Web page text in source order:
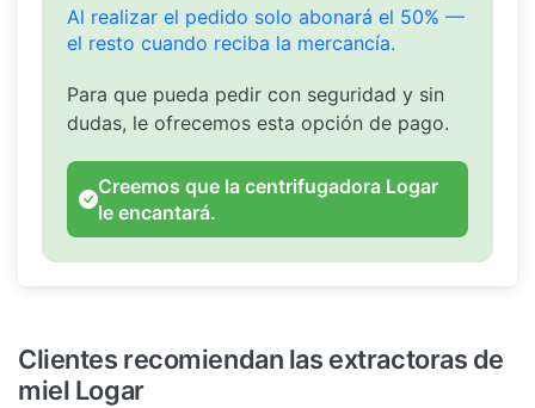
Al realizar el pedido solo abonará el 50% —
el resto cuando reciba la mercancía.
Para que pueda pedir con seguridad y sin
dudas, le ofrecemos esta opción de pago.
Creemos que la centrifugadora Logar
le encantará.
Clientes recomiendan las extractoras de
miel Logar